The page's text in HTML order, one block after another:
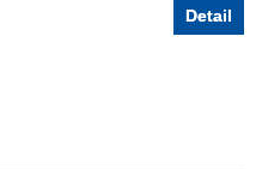
Detail